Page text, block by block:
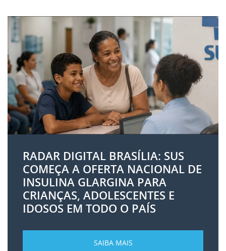
RADAR DIGITAL BRASÍLIA: SUS
COMEÇA A OFERTA NACIONAL DE
INSULINA GLARGINA PARA
CRIANÇAS, ADOLESCENTES E
IDOSOS EM TODO O PAÍS
SAIBA MAIS